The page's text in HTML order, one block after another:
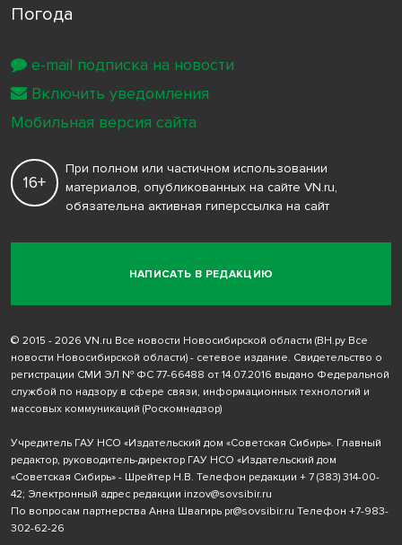
Погода
НАПИСАТЬ В РЕДАКЦИЮ
16+
При полном или частичном использовании
материалов, опубликованных на сайте VN.ru,
обязательна активная гиперссылка на сайт
© 2015 - 2026 VN.ru Все новости Новосибирской области (ВН.ру Все
новости Новосибирской области) - сетевое издание. Свидетельство о
регистрации СМИ ЭЛ № ФС 77-66488 от 14.07.2016 выдано Федеральной
службой по надзору в сфере связи, информационных технологий и
массовых коммуникаций (Роскомнадзор)
Учредитель ГАУ НСО «Издательский дом «Советская Сибирь». Главный
редактор, руководитель-директор ГАУ НСО «Издательский дом
«Советская Сибирь» - Шрейтер Н.В. Телефон редакции + 7 (383) 314-00-
42; Электронный адрес редакции inzov@sovsibir.ru
По вопросам партнерства Анна Швагирь pr@sovsibir.ru Телефон +7-983-
302-62-26
e-mail подписка на новости
Включить уведомления
Мобильная версия сайта